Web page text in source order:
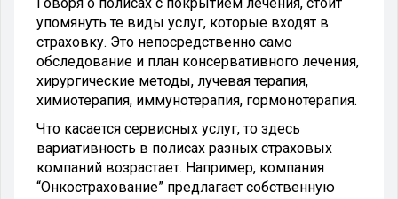
упомянуть те виды услуг, которые входят в
страховку. Это непосредственно само
обследование и план консервативного лечения,
хирургические методы, лучевая терапия,
химиотерапия, иммунотерапия, гормонотерапия.
Что касается сервисных услуг, то здесь
вариативность в полисах разных страховых
компаний возрастает. Например, компания
“Онкострахование” предлагает собственную